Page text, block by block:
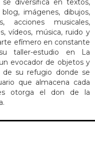
diversifica en textos,
imágenes, dibujos,
acciones musicales,
vídeos, música, ruido y
efímero en constante
taller-estudio en La
evocador de objetos y
de su refugio donde se
que almacena cada
otorga el don de la